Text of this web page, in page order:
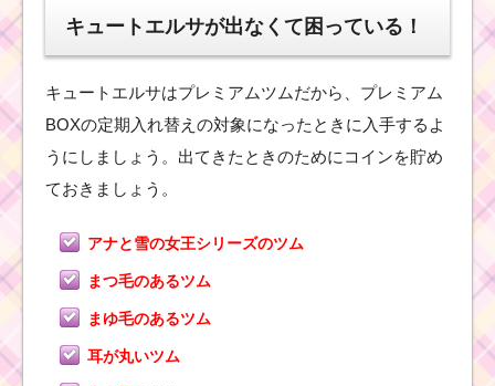
イ
ストーリー・ブック
ス」の遊び方・攻略
法・報酬
キュートエルサが出なくて困っている！
キュートエルサはプレミアムツムだから、プレミアム
BOXの定期入れ替えの対象になったときに入手するよ
うにしましょう。出てきたときのためにコインを貯め
ておきましょう。
アナと雪の女王シリーズのツム
まつ毛のあるツム
まゆ毛のあるツム
耳が丸いツム